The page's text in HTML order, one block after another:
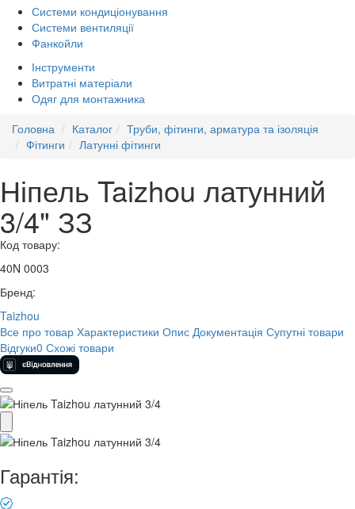
Системи кондиціонування
Системи вентиляції
Фанкойли
Інструменти
Витратні матеріали
Одяг для монтажника
Головна
Каталог
Труби, фітинги, арматура та ізоляція
Фітинги
Латунні фітинги
Ніпель Taizhou латунний
3/4" ЗЗ
Код товару:
40N 0003
Бренд:
Taizhou
Все про товар Характеристики Опис Документація Супутні товари
Відгуки0 Схожі товари
Гарантія: